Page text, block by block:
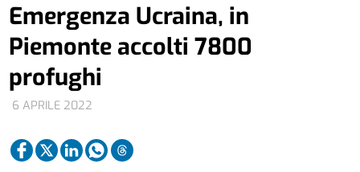
6 APRILE 2022
Emergenza Ucraina, in
Piemonte accolti 7800
profughi